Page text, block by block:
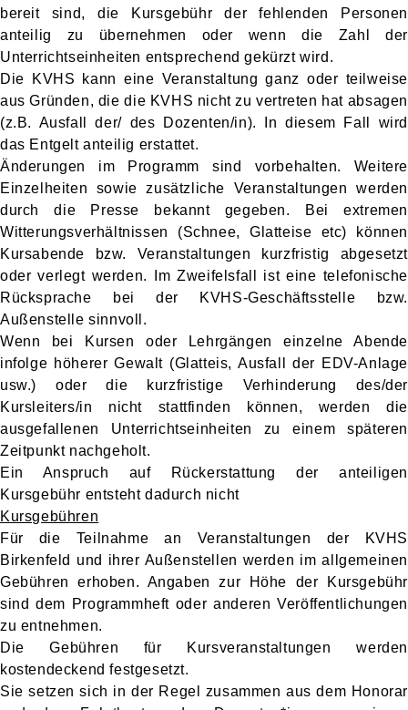
bereit sind, die Kursgebühr der fehlenden Personen
anteilig zu übernehmen oder wenn die Zahl der
Unterrichtseinheiten entsprechend gekürzt wird.
Die KVHS kann eine Veranstaltung ganz oder teilweise
aus Gründen, die die KVHS nicht zu vertreten hat absagen
(z.B. Ausfall der/ des Dozenten/in). In diesem Fall wird
das Entgelt anteilig erstattet.
Änderungen im Programm sind vorbehalten. Weitere
Einzelheiten sowie zusätzliche Veranstaltungen werden
durch die Presse bekannt gegeben. Bei extremen
Witterungsverhältnissen (Schnee, Glatteise etc) können
Kursabende bzw. Veranstaltungen kurzfristig abgesetzt
oder verlegt werden. Im Zweifelsfall ist eine telefonische
Rücksprache bei der KVHS-Geschäftsstelle bzw.
Außenstelle sinnvoll.
Wenn bei Kursen oder Lehrgängen einzelne Abende
infolge höherer Gewalt (Glatteis, Ausfall der EDV-Anlage
usw.) oder die kurzfristige Verhinderung des/der
Kursleiters/in nicht stattfinden können, werden die
ausgefallenen Unterrichtseinheiten zu einem späteren
Zeitpunkt nachgeholt.
Ein Anspruch auf Rückerstattung der anteiligen
Kursgebühr entsteht dadurch nicht
Kursgebühren
Für die Teilnahme an Veranstaltungen der KVHS
Birkenfeld und ihrer Außenstellen werden im allgemeinen
Gebühren erhoben. Angaben zur Höhe der Kursgebühr
sind dem Programmheft oder anderen Veröffentlichungen
zu entnehmen.
Die Gebühren für Kursveranstaltungen werden
kostendeckend festgesetzt.
Sie setzen sich in der Regel zusammen aus dem Honorar